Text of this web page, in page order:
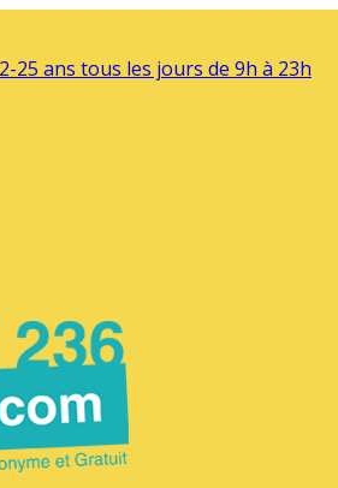
25 ans tous les jours de 9h à 23h